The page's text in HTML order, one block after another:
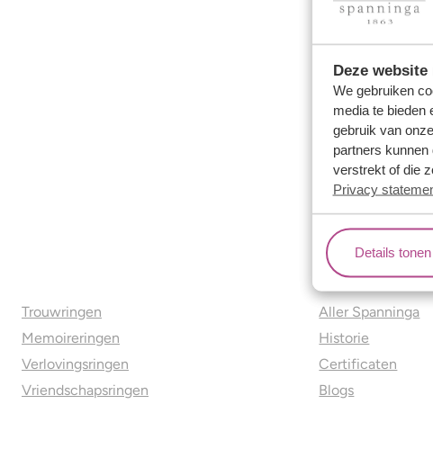
Deze
We gebruiken
media te bieden
gebruik van
partners
verstrekt of die
Privacy
Details tonen
Trouwringen
Memoireringen
Verlovingsringen
Vriendschapsringen
Over ons
Aller Spanninga
Historie
Certificaten
Blogs